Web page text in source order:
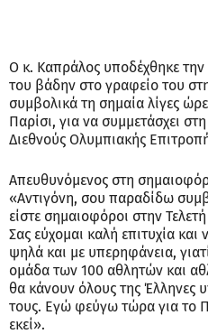
Ο κ. Καπράλος υποδέχθηκε
του βάδην στο γραφείο του
συμβολικά τη σημαία λίγες
Παρίσι, για να συμμετάσχει
Διεθνούς Ολυμπιακής
Απευθυνόμενος στη
«Αντιγόνη, σου παραδίδω
είστε σημαιοφόροι στην
Σας εύχομαι καλή επιτυχία
ψηλά και με υπερηφάνεια,
ομάδα των 100 αθλητών και
θα κάνουν όλους της Έλληνες
τους. Εγώ φεύγω τώρα για το
εκεί».